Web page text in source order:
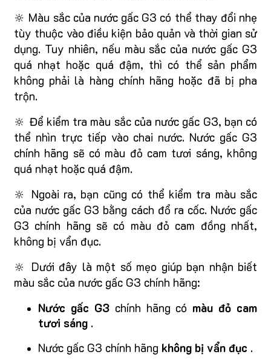
🔆 Màu sắc của nước gấc G3 có thể thay đổi nhẹ
tùy thuộc vào điều kiện bảo quản và thời gian sử
dụng. Tuy nhiên, nếu màu sắc của nước gấc G3
quá nhạt hoặc quá đậm, thì có thể sản phẩm
không phải là hàng chính hãng hoặc đã bị pha
trộn.
🔆 Để kiểm tra màu sắc của nước gấc G3, bạn có
thể nhìn trực tiếp vào chai nước. Nước gấc G3
chính hãng sẽ có màu đỏ cam tươi sáng, không
quá nhạt hoặc quá đậm.
🔆 Ngoài ra, bạn cũng có thể kiểm tra màu sắc
của nước gấc G3 bằng cách đổ ra cốc. Nước gấc
G3 chính hãng sẽ có màu đỏ cam đồng nhất,
không bị vẩn đục.
🔆 Dưới đây là một số mẹo giúp bạn nhận biết
màu sắc của nước gấc G3 chính hãng:
Nước gấc G3 chính hãng có màu đỏ cam
tươi sáng .
Nước gấc G3 chính hãng không bị vẩn đục .